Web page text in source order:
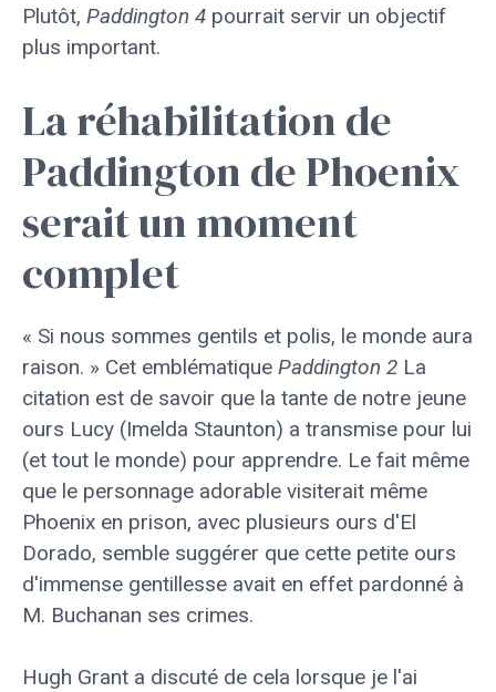
Plutôt, Paddington 4 pourrait servir un objectif
plus important.
La réhabilitation de
Paddington de Phoenix
serait un moment
complet
« Si nous sommes gentils et polis, le monde aura
raison. » Cet emblématique Paddington 2 La
citation est de savoir que la tante de notre jeune
ours Lucy (Imelda Staunton) a transmise pour lui
(et tout le monde) pour apprendre. Le fait même
que le personnage adorable visiterait même
Phoenix en prison, avec plusieurs ours d'El
Dorado, semble suggérer que cette petite ours
d'immense gentillesse avait en effet pardonné à
M. Buchanan ses crimes.
Hugh Grant a discuté de cela lorsque je l'ai